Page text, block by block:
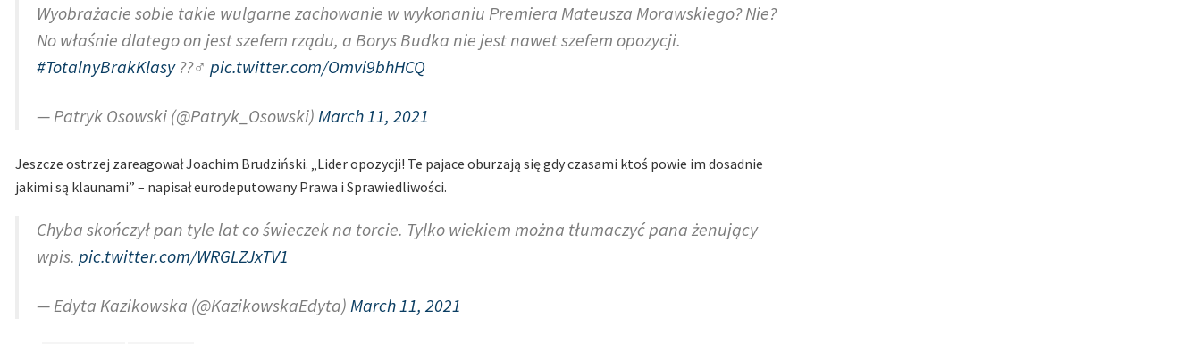
Wyobrażacie sobie takie wulgarne zachowanie w wykonaniu Premiera Mateusza Morawskiego? Nie?
No właśnie dlatego on jest szefem rządu, a Borys Budka nie jest nawet szefem opozycji.
#TotalnyBrakKlasy??‍♂️ pic.twitter.com/Omvi9bhHCQ
— Patryk Osowski (@Patryk_Osowski) March 11, 2021
Jeszcze ostrzej zareagował Joachim Brudziński. „Lider opozycji! Te pajace oburzają się gdy czasami ktoś powie im dosadnie
jakimi są klaunami” – napisał eurodeputowany Prawa i Sprawiedliwości.
Chyba skończył pan tyle lat co świeczek na torcie. Tylko wiekiem można tłumaczyć pana żenujący
wpis. pic.twitter.com/WRGLZJxTV1
— Edyta Kazikowska (@KazikowskaEdyta) March 11, 2021